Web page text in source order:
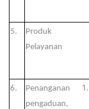
5.
Produk
Pelayanan
6.
Penanganan
pengaduan,